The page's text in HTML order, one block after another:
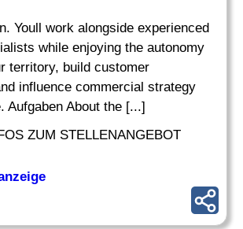
Youll work alongside experienced
while enjoying the autonomy
territory, build customer
influence commercial strategy
Aufgaben About the [...]
ZUM STELLENANGEBOT